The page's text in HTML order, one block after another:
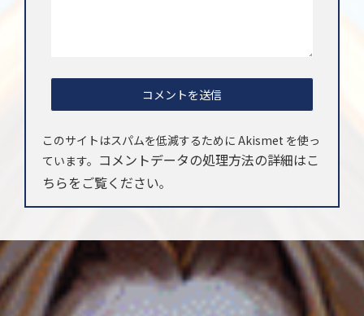
このサイトはスパムを低減するために Akismet を使っ
ています。 コメントデータの処理方法の詳細はこ
ちらをご覧ください。